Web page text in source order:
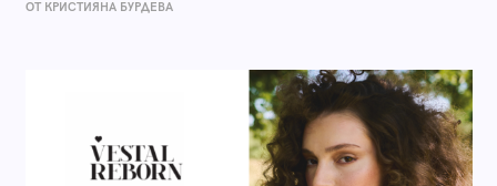
ОТ КРИСТИЯНА БУРДЕВА